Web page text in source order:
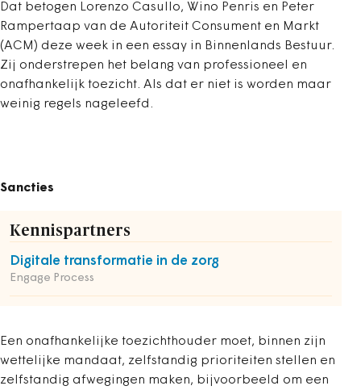
Dat betogen Lorenzo Casullo, Wino Penris en Peter
Rampertaap van de Autoriteit Consument en Markt
(ACM) deze week in een essay in Binnenlands Bestuur.
Zij onderstrepen het belang van professioneel en
onafhankelijk toezicht. Als dat er niet is worden maar
weinig regels nageleefd.
Sancties
Kennispartners
Digitale transformatie in de zorg
Engage Process
Een onafhankelijke toezichthouder moet, binnen zijn
wettelijke mandaat, zelfstandig prioriteiten stellen en
zelfstandig afwegingen maken, bijvoorbeeld om een